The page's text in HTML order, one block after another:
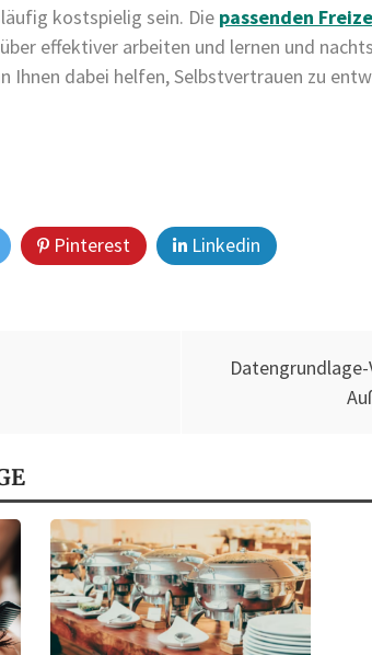
kostspielig sein. Die passenden
effektiver arbeiten und lernen und
Ihnen dabei helfen, Selbstvertrauen zu
Pinterest Linkedin